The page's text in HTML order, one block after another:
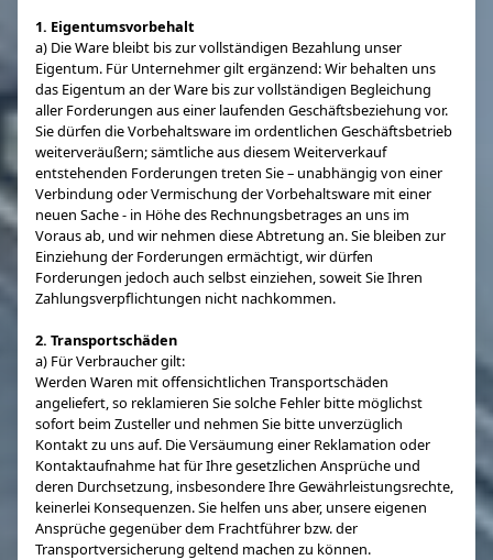
1. Eigentumsvorbehalt
a) Die Ware bleibt bis zur vollständigen Bezahlung unser
Eigentum. Für Unternehmer gilt ergänzend: Wir behalten uns
das Eigentum an der Ware bis zur vollständigen Begleichung
aller Forderungen aus einer laufenden Geschäftsbeziehung vor.
Sie dürfen die Vorbehaltsware im ordentlichen Geschäftsbetrieb
weiterveräußern; sämtliche aus diesem Weiterverkauf
entstehenden Forderungen treten Sie – unabhängig von einer
Verbindung oder Vermischung der Vorbehaltsware mit einer
neuen Sache - in Höhe des Rechnungsbetrages an uns im
Voraus ab, und wir nehmen diese Abtretung an. Sie bleiben zur
Einziehung der Forderungen ermächtigt, wir dürfen
Forderungen jedoch auch selbst einziehen, soweit Sie Ihren
Zahlungsverpflichtungen nicht nachkommen.
2. Transportschäden
a) Für Verbraucher gilt:
Werden Waren mit offensichtlichen Transportschäden
angeliefert, so reklamieren Sie solche Fehler bitte möglichst
sofort beim Zusteller und nehmen Sie bitte unverzüglich
Kontakt zu uns auf. Die Versäumung einer Reklamation oder
Kontaktaufnahme hat für Ihre gesetzlichen Ansprüche und
deren Durchsetzung, insbesondere Ihre Gewährleistungsrechte,
keinerlei Konsequenzen. Sie helfen uns aber, unsere eigenen
Ansprüche gegenüber dem Frachtführer bzw. der
Transportversicherung geltend machen zu können.